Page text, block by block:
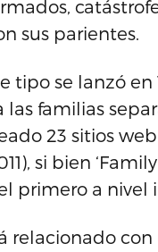
sus parientes.
tipo se lanzó
familias
23 sitios
si bien
primero a nivel
relacionado